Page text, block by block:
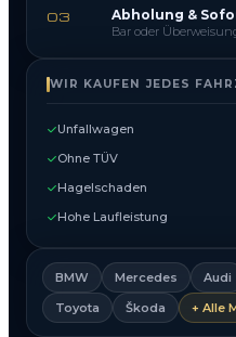
03 Abholung &
Bar oder
WIR KAUFEN JEDES
Unfallwagen
Ohne TÜV
Hagelschaden
Hohe Laufleistung
BMW Mercedes Audi
Toyota
Škoda + Alle